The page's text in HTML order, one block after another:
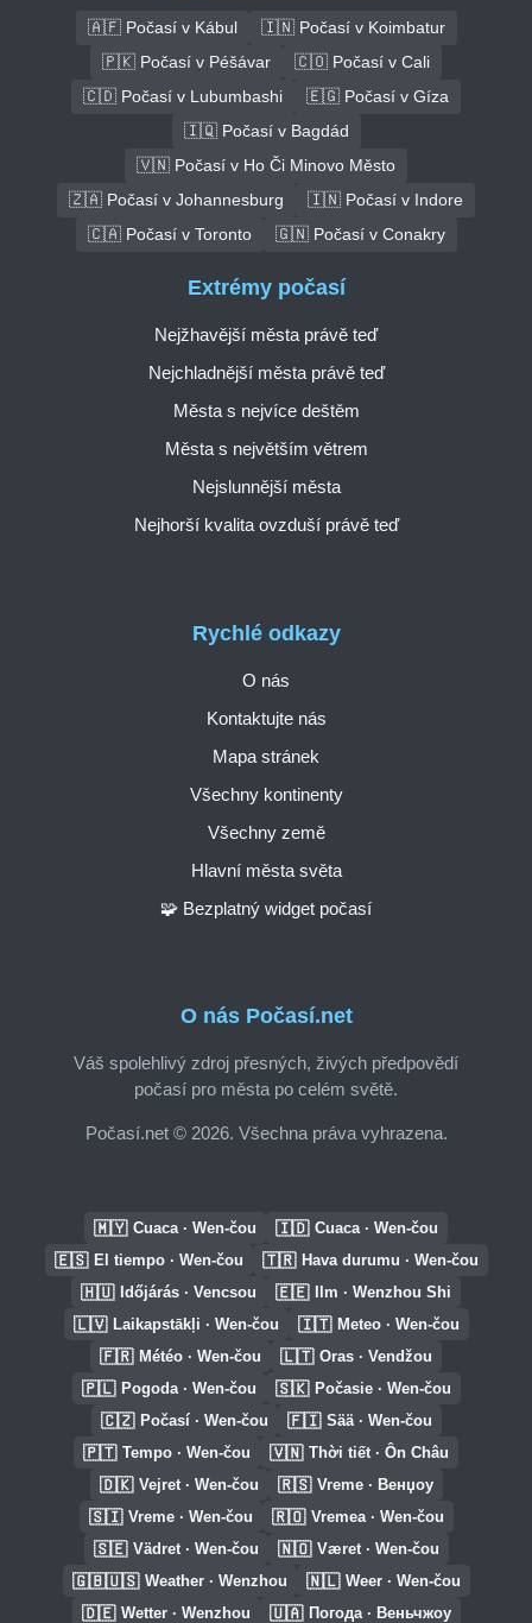
🇦🇫 Počasí v Kábul
🇮🇳 Počasí v Koimbatur
🇵🇰 Počasí v Péšávar
🇨🇴 Počasí v Cali
🇨🇩 Počasí v Lubumbashi
🇪🇬 Počasí v Gíza
🇮🇶 Počasí v Bagdád
🇻🇳 Počasí v Ho Či Minovo Město
🇿🇦 Počasí v Johannesburg
🇮🇳 Počasí v Indore
🇨🇦 Počasí v Toronto
🇬🇳 Počasí v Conakry
O nás Počasí.net
Váš spolehlivý zdroj přesných, živých předpovědí
počasí pro města po celém světě.
Počasí.net © 2026. Všechna práva vyhrazena.
Rychlé odkazy
O nás
Kontaktujte nás
Mapa stránek
Všechny kontinenty
Všechny země
Hlavní města světa
🧩 Bezplatný widget počasí
Extrémy počasí
Nejžhavější města právě teď
Nejchladnější města právě teď
Města s nejvíce deštěm
Města s největším větrem
Nejslunnější města
Nejhorší kvalita ovzduší právě teď
🇲🇾 Cuaca · Wen-čou 🇮🇩 Cuaca · Wen-čou
🇪🇸 El tiempo · Wen-čou 🇹🇷 Hava durumu · Wen-čou
🇭🇺 Időjárás · Vencsou 🇪🇪 Ilm · Wenzhou Shi
🇱🇻 Laikapstākļi · Wen-čou 🇮🇹 Meteo · Wen-čou
🇫🇷 Météo · Wen-čou 🇱🇹 Oras · Vendžou
🇵🇱 Pogoda · Wen-čou 🇸🇰 Počasie · Wen-čou
🇨🇿 Počasí · Wen-čou 🇫🇮 Sää · Wen-čou
🇵🇹 Tempo · Wen-čou 🇻🇳 Thời tiết · Ôn Châu
🇩🇰 Vejret · Wen-čou 🇷🇸 Vreme · Венџоу
🇸🇮 Vreme · Wen-čou 🇷🇴 Vremea · Wen-čou
🇸🇪 Vädret · Wen-čou 🇳🇴 Været · Wen-čou
🇬🇧🇺🇸 Weather · Wenzhou 🇳🇱 Weer · Wen-čou
🇩🇪 Wetter · Wenzhou 🇺🇦 Погода · Веньчжоу